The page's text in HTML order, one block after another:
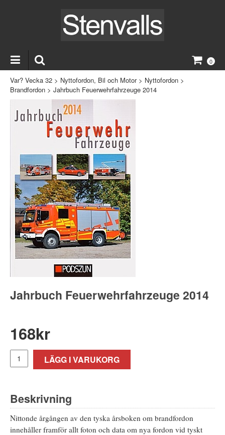
0
Var? Vecka 32 > Nyttofordon, Bil och Motor> Nyttofordon >
Brandfordon > Jahrbuch Feuerwehrfahrzeuge 2014
Jahrbuch Feuerwehrfahrzeuge 2014
168kr
LÄGG I VARUKORG
Beskrivning
Nittonde årgången av den tyska årsboken om brandfordon
innehåller framför allt foton och data om nya fordon vid tyskt